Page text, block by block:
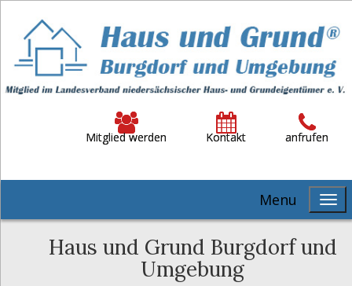
Mitglied werden Kontakt anfrufen
Menu
Haus und Grund Burgdorf und
Umgebung